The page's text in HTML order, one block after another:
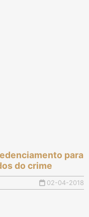
para
do crime
02-04-2018